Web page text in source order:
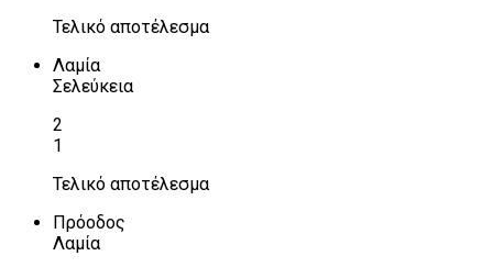
Τελικό αποτέλεσμα
Λαμία
Σελεύκεια
2
1
Τελικό αποτέλεσμα
Πρόοδος
Λαμία